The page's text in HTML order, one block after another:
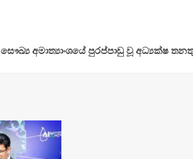
සෞඛ්‍ය අමාත්‍යාංශයේ පුරප්පාඩු වූ අධ්‍යක්ෂ